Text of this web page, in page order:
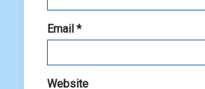
Email *
Website